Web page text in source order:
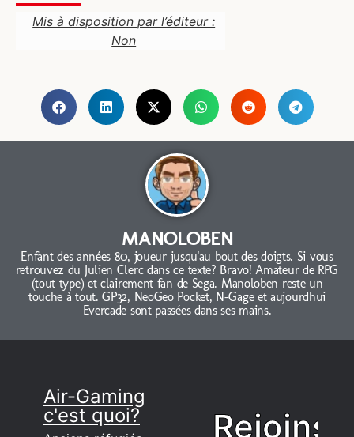
Mis à disposition par l’éditeur :
Non
MANOLOBEN
Enfant des années 80, joueur jusqu'au bout des doigts. Si vous
retrouvez du Julien Clerc dans ce texte? Bravo! Amateur de RPG
(tout type) et clairement fan de Sega. Manoloben reste un
touche à tout. GP32, NeoGeo Pocket, N-Gage et aujourdhui
Evercade sont passées dans ses mains.
Air-Gaming
c'est quoi?
Rejoins